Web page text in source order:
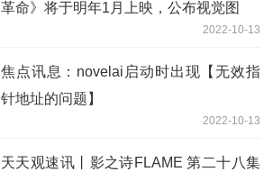
革命》将于明年1月上映，公布视觉图
2022-10-13
焦点讯息：novelai启动时出现【无效指
针地址的问题】
2022-10-13
天天观速讯丨影之诗FLAME 第二十八集